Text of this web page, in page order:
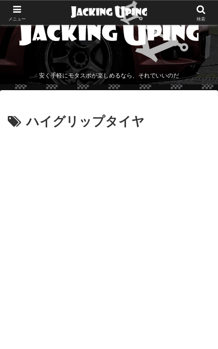
安く手軽にモタスポが楽しめるなら、それでいいのだ
ハイグリップタイヤ
メニュー 検索